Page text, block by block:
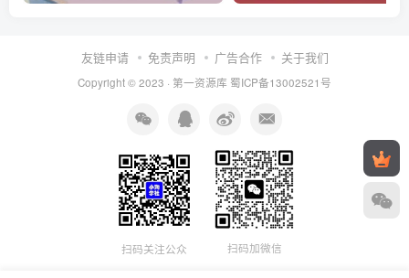
友链申请 免责声明 广告合作 关于我们
Copyright © 2023 · 第一资源库 蜀ICP备13002521号
扫码关注公众 扫码加微信